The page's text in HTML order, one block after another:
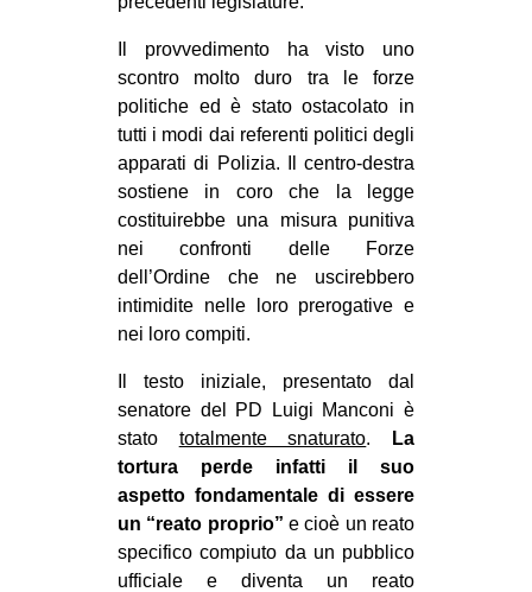
MEDIO ORIENTE
MONDO
EVENTI
in
Fb
bsky
ms
SEARCH
Il provvedimento ha visto uno
scontro molto duro tra le forze
politiche ed è stato ostacolato in
tutti i modi dai referenti politici degli
apparati di Polizia. Il centro-destra
sostiene in coro che la legge
costituirebbe una misura punitiva
nei confronti delle Forze
dell’Ordine che ne uscirebbero
intimidite nelle loro prerogative e
nei loro compiti.
Il testo iniziale, presentato dal
senatore del PD Luigi Manconi è
stato totalmente snaturato.
La
tortura perde infatti il suo
aspetto fondamentale di essere
un “reato proprio” e cioè un reato
specifico compiuto da un pubblico
ufficiale e diventa un reato